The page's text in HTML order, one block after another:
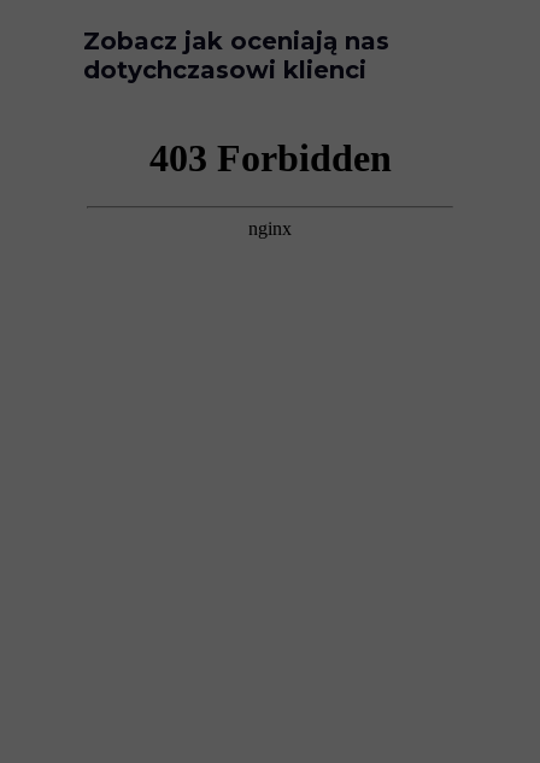
Zobacz jak oceniają nas
dotychczasowi klienci